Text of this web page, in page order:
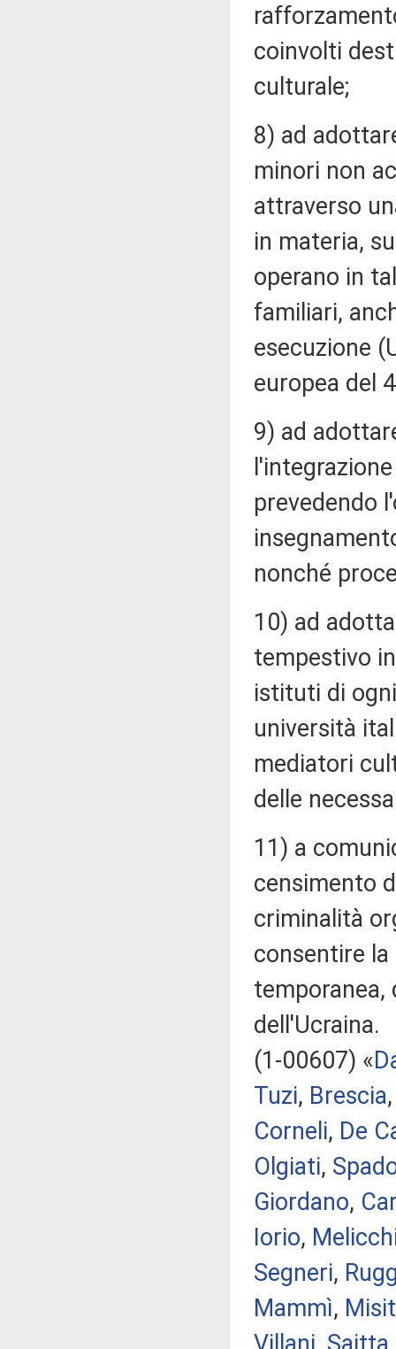
coinvolti
culturale;
8) ad
minori non
attraverso
in materia,
operano in
familiari,
esecuzione
europea del
9) ad
prevedendo
nonché
10) ad
tempestivo
istituti di
università
mediatori
delle
11) a
censimento
criminalità
consentire
temporanea,
dell'Ucraina.
(1-00607) «
Tuzi, Brescia
Corneli, De
Olgiati,
Giordano,
Iorio,
Segneri,
Mammì,